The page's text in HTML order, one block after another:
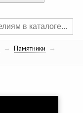
→ Памятники
→